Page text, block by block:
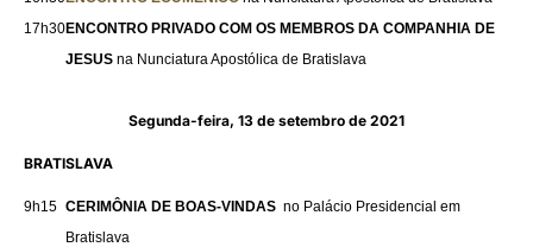
17h30ENCONTRO PRIVADO COM OS MEMBROS DA COMPANHIA DE
JESUS na Nunciatura Apostólica de Bratislava
Segunda-feira, 13 de setembro de 2021
BRATISLAVA
9h15 CERIMÔNIA DE BOAS-VINDAS no Palácio Presidencial em
Bratislava